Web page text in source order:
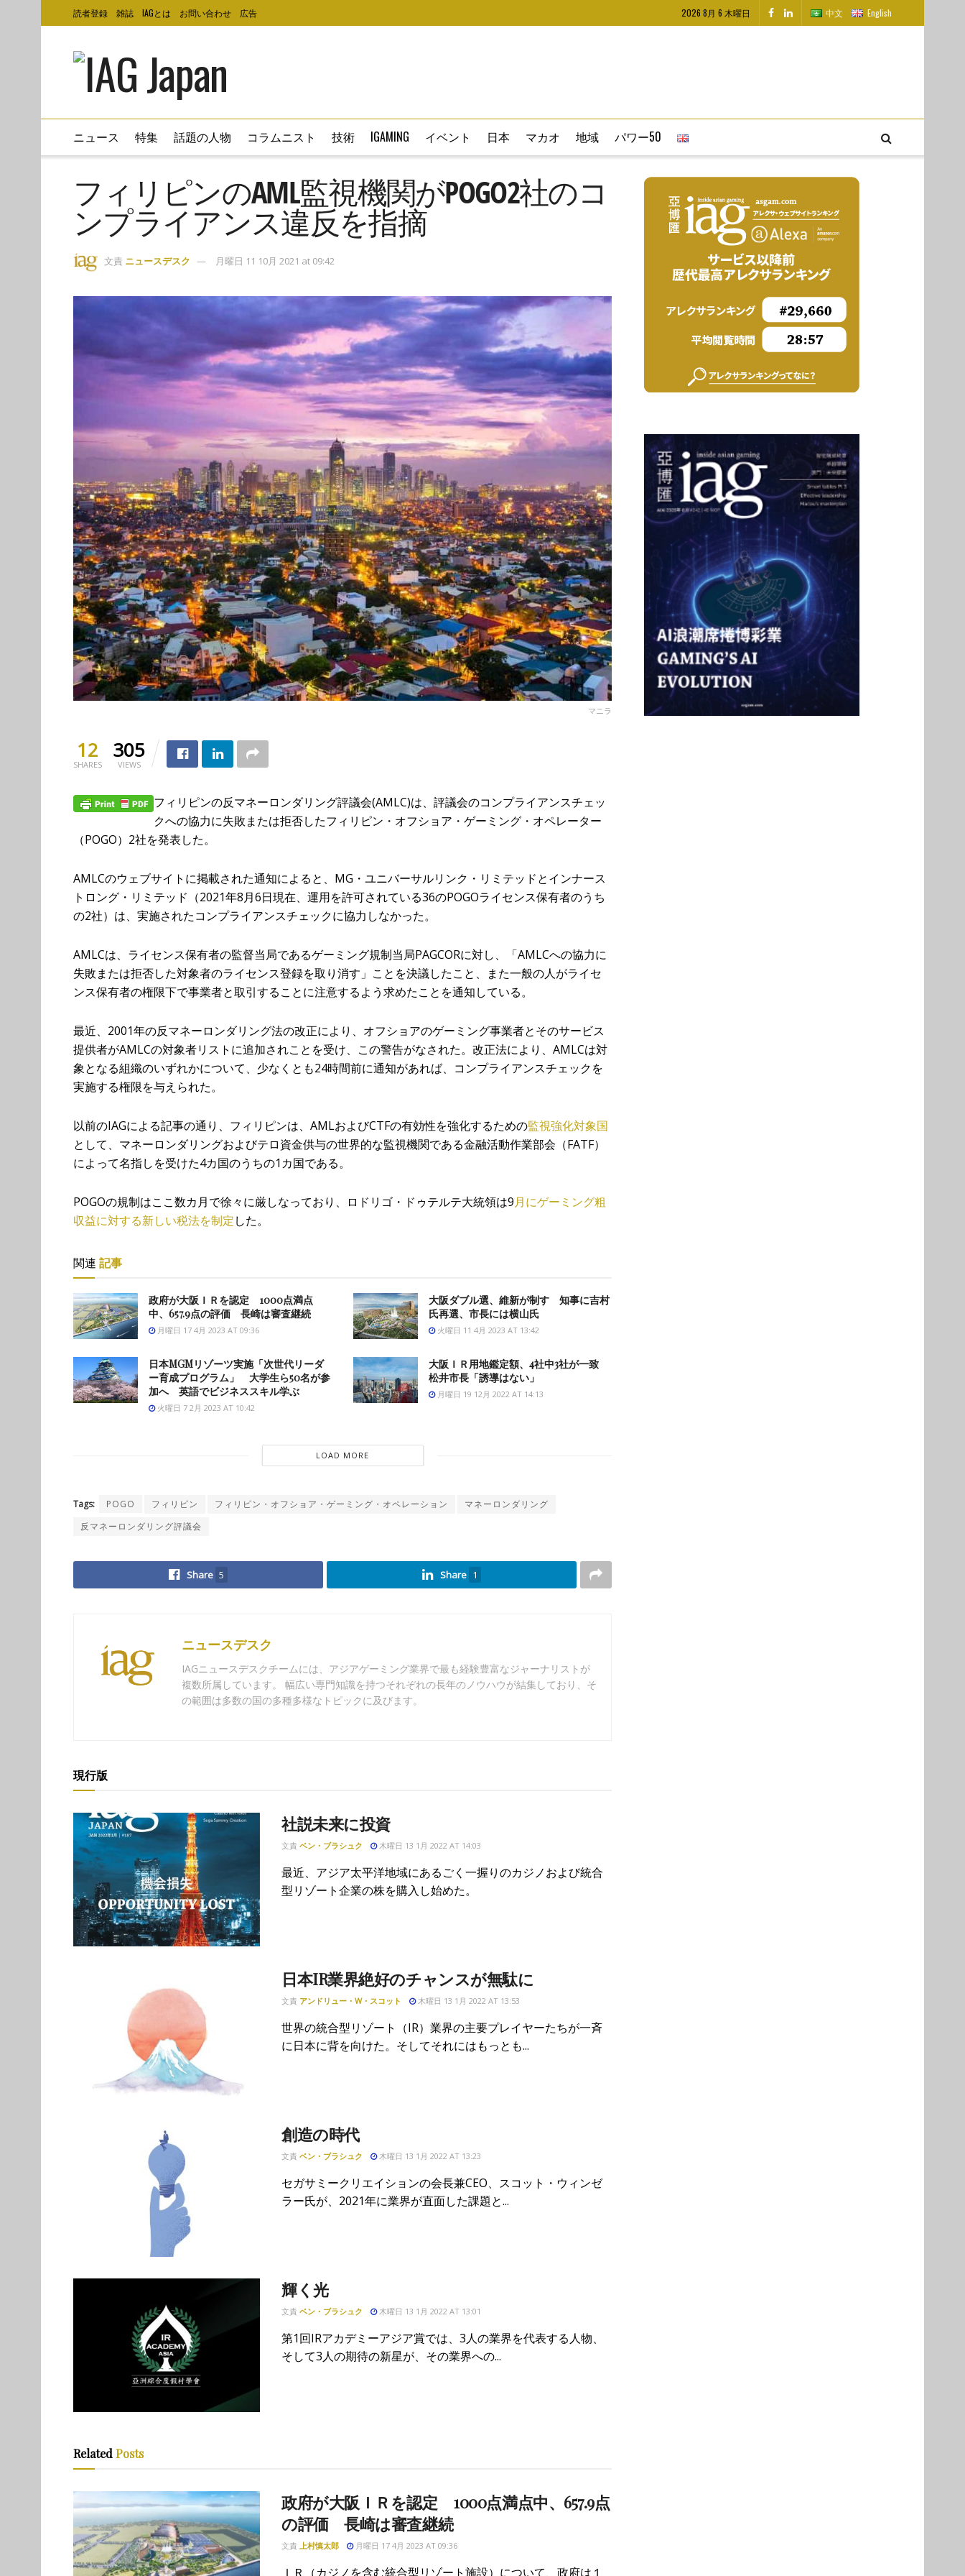
読者登録 雑誌 IAGとは お問い合わせ 広告 2026 8月 6 木曜日 中文 English
ニュース 特集 話題の人物 コラムニスト 技術 IGAMING イベント 日本 マカオ 地域 パワー50
フィリピンのAML監視機関がPOGO2社のコ
ンプライアンス違反を指摘
文責 ニュースデスク 月曜日 11 10月 2021 at 09:42
マニラ
12
SHARES
305
VIEWS
フィリピンの反マネーロンダリング評議会(AMLC)は、評議会のコンプライアンスチェッ
クへの協力に失敗または拒否したフィリピン・オフショア・ゲーミング・オペレーター
（POGO）2社を発表した。
AMLCのウェブサイトに掲載された通知によると、MG・ユニバーサルリンク・リミテッドとインナース
トロング・リミテッド（2021年8月6日現在、運用を許可されている36のPOGOライセンス保有者のうち
の2社）は、実施されたコンプライアンスチェックに協力しなかった。
AMLCは、ライセンス保有者の監督当局であるゲーミング規制当局PAGCORに対し、「AMLCへの協力に
失敗または拒否した対象者のライセンス登録を取り消す」ことを決議したこと、また一般の人がライセ
ンス保有者の権限下で事業者と取引することに注意するよう求めたことを通知している。
最近、2001年の反マネーロンダリング法の改正により、オフショアのゲーミング事業者とそのサービス
提供者がAMLCの対象者リストに追加されことを受け、この警告がなされた。改正法により、AMLCは対
象となる組織のいずれかについて、少なくとも24時間前に通知があれば、コンプライアンスチェックを
実施する権限を与えられた。
以前のIAGによる記事の通り、フィリピンは、AMLおよびCTFの有効性を強化するための監視強化対象国
として、マネーロンダリングおよびテロ資金供与の世界的な監視機関である金融活動作業部会（FATF）
によって名指しを受けた4カ国のうちの1カ国である。
POGOの規制はここ数カ月で徐々に厳しなっており、ロドリゴ・ドゥテルテ大統領は9月にゲーミング粗
収益に対する新しい税法を制定した。
関連 記事
政府が大阪ＩＲを認定 1000点満点
中、657.9点の評価 長崎は審査継続
月曜日 17 4月 2023 AT 09:36
大阪ダブル選、維新が制す 知事に吉村
氏再選、市長には横山氏
火曜日 11 4月 2023 AT 13:42
日本MGMリゾーツ実施「次世代リーダ
ー育成プログラム」 大学生ら50名が参
加へ 英語でビジネススキル学ぶ
火曜日 7 2月 2023 AT 10:42
大阪ＩＲ用地鑑定額、4社中3社が一致
松井市長「誘導はない」
月曜日 19 12月 2022 AT 14:13
LOAD MORE
Tags: POGO フィリピン フィリピン・オフショア・ゲーミング・オペレーション
マネーロンダリング
反マネーロンダリング評議会
Share 5 Share 1
ニュースデスク
IAGニュースデスクチームには、アジアゲーミング業界で最も経験豊富なジャーナリストが
複数所属しています。 幅広い専門知識を持つそれぞれの長年のノウハウが結集しており、そ
の範囲は多数の国の多種多様なトピックに及びます。
現行版
社説未来に投資
文責 ベン・ブラシュク 木曜日 13 1月 2022 AT 14:03
最近、アジア太平洋地域にあるごく一握りのカジノおよび統合
型リゾート企業の株を購入し始めた。
日本IR業界絶好のチャンスが無駄に
文責 アンドリュー・W・スコット 木曜日 13 1月 2022 AT 13:53
世界の統合型リゾート（IR）業界の主要プレイヤーたちが一斉
に日本に背を向けた。そしてそれにはもっとも...
創造の時代
文責 ベン・ブラシュク 木曜日 13 1月 2022 AT 13:23
セガサミークリエイションの会長兼CEO、スコット・ウィンゼ
ラー氏が、2021年に業界が直面した課題と...
輝く光
文責 ベン・ブラシュク 木曜日 13 1月 2022 AT 13:01
第1回IRアカデミーアジア賞では、3人の業界を代表する人物、
そして3人の期待の新星が、その業界への...
Related Posts
政府が大阪ＩＲを認定 1000点満点中、657.9点
の評価 長崎は審査継続
文責 上村慎太郎 月曜日 17 4月 2023 AT 09:36
ＩＲ（カジノを含む統合型リゾート施設）について、政府は１